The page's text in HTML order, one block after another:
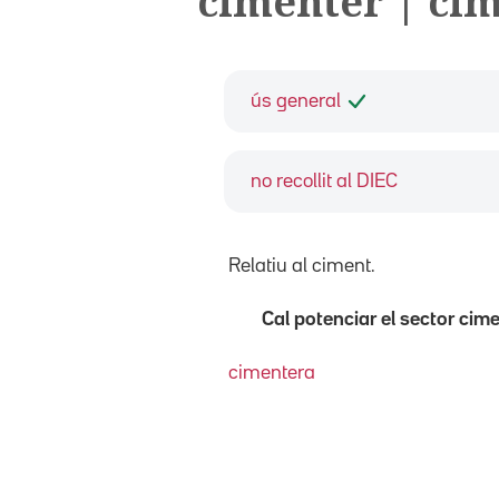
ús general
no recollit al DIEC
Relatiu al ciment.
Cal potenciar el sector
cimentera